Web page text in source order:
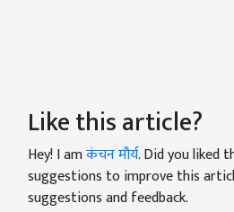
Like this article?
Hey! I amकंचन मौर्य. Did you liked
suggestions to improve this
suggestions and feedback.